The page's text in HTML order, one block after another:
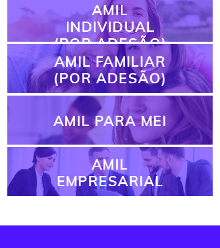
AMIL
INDIVIDUAL
(POR ADESÃO)
AMIL FAMILIAR
(POR ADESÃO)
AMIL PARA MEI
AMIL
EMPRESARIAL